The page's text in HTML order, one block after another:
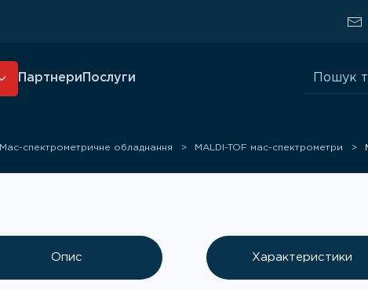
Партнери Послуги
Шукати:
Мас-спектрометричне обладнання MALDI-TOF мас-спектрометри
Опис Характеристики